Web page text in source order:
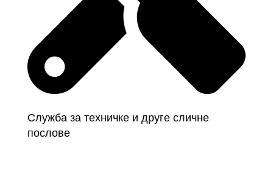
Служба за техничке и друге сличне
послове